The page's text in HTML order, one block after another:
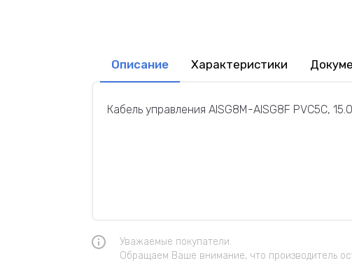
Описание Характеристики
Кабель управления AISG8M-AISG8F PVC5C,
Уважаемые покупатели.
Обращаем Ваше внимание, что производитель